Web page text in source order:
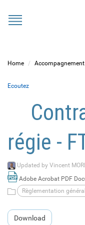
Home
Ecoutez
régie -
Updated by Vincent
Adobe Acrobat PDF
Règlementation
Download